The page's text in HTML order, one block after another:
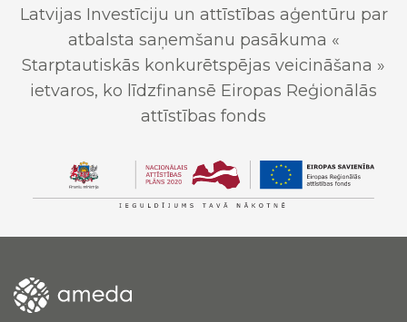
Latvijas Investīciju un attīstības aģentūru par
atbalsta saņemšanu pasākuma «
Starptautiskās konkurētspējas veicināšana »
ietvaros, ko līdzfinansē Eiropas Reģionālās
attīstības fonds